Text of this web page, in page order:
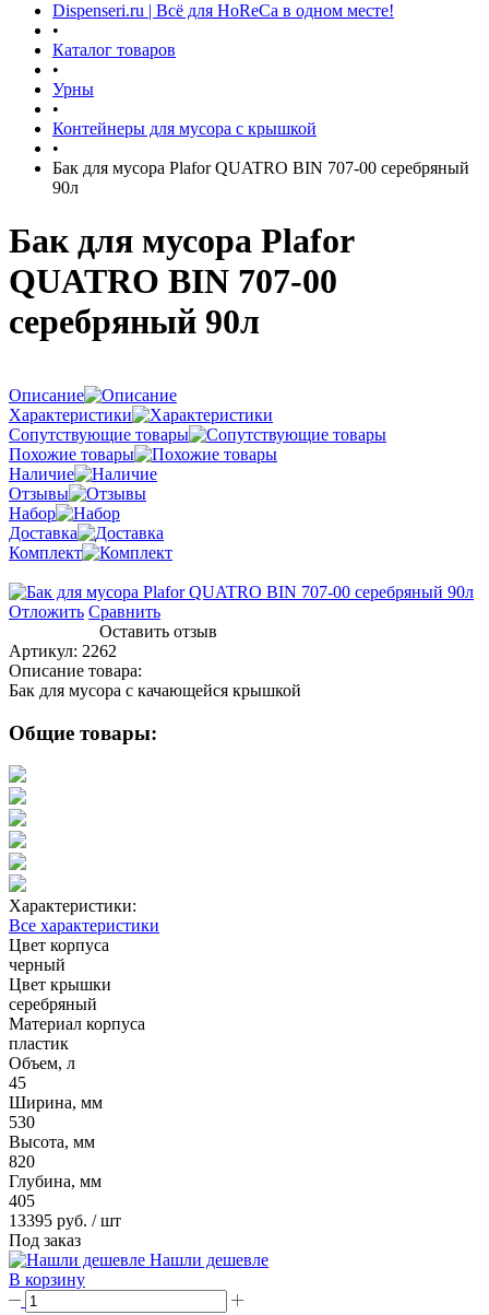
Dispenseri.ru | Всё для HoReCa в одном месте!
•
Каталог товаров
•
Урны
•
Контейнеры для мусора с крышкой
•
Бак для мусора Plafor QUATRO BIN 707-00 серебряный
90л
Бак для мусора Plafor
QUATRO BIN 707-00
серебряный 90л
Описание
Характеристики
Сопутствующие товары
Похожие товары
Наличие
Отзывы
Набор
Доставка
Комплект
Отложить Сравнить
Оставить отзыв
Артикул: 2262
Описание товара:
Бак для мусора с качающейся крышкой
Общие товары:
Характеристики:
Все характеристики
Цвет корпуса
черный
Цвет крышки
серебряный
Материал корпуса
пластик
Объем, л
45
Ширина, мм
530
Высота, мм
820
Глубина, мм
405
13395 руб. / шт
Под заказ
Нашли дешевле
В корзину